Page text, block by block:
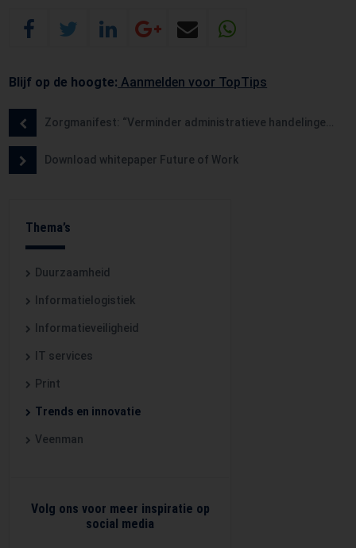
Blijf op de hoogte: Aanmelden voor TopTips
Zorgmanifest: “Verminder administratieve handelingen, maak het makkelijker”
Download whitepaper Future of Work
Thema’s
Duurzaamheid
Informatielogistiek
Informatieveiligheid
IT services
Print
Trends en innovatie
Veenman
Volg ons voor meer inspiratie op
social media